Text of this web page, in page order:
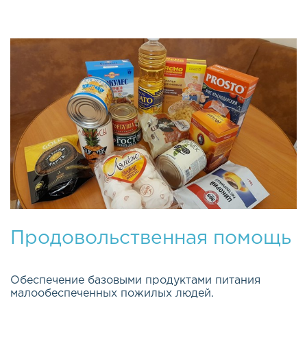
Продовольственная помощь
Обеспечение базовыми продуктами питания
малообеспеченных пожилых людей.